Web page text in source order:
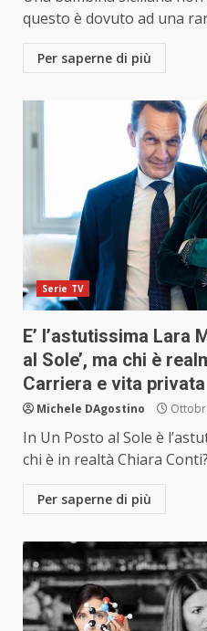
questo è dovuto ad una
Per saperne di più
Serie TV
E’ l’astutissima Lara
al Sole’, ma chi è
Carriera e vita privata
Michele DAgostino
In Un Posto al Sole è
chi è in realtà Chiara
Per saperne di più